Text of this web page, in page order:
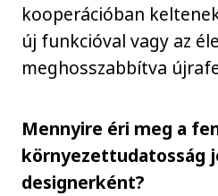
kooperációban
új funkcióval vagy az
meghosszabbítva
Mennyire éri meg a
környezettudatosság
designerként?